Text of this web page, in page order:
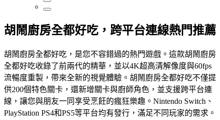
胡鬧廚房全都好吃，跨平台連線熱門推薦
胡鬧廚房全都好吃，是您不容錯過的熱門遊戲。這款胡鬧廚房
全都好吃收錄了前兩代的精華，並以4K超高清解像度與60fps
流暢度重製，帶來全新的視覺體驗。胡鬧廚房全都好吃不僅提
供200個特色關卡，還新增關卡與廚師角色，並支援跨平台連
線，讓您與朋友一同享受烹飪的瘋狂樂趣。Nintendo Switch、
PlayStation PS4和PS5等平台均有發行，滿足不同玩家的需求。